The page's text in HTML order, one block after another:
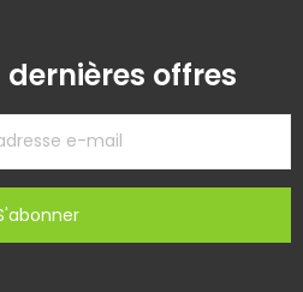
dernières offres